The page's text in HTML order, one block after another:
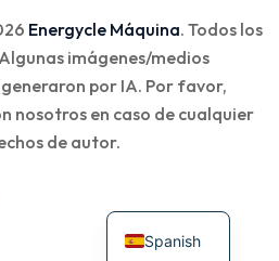
Energycle Máquina. Todos los
imágenes/medios
por IA. Por favor,
nosotros en caso de cualquier
de autor.
Spanish